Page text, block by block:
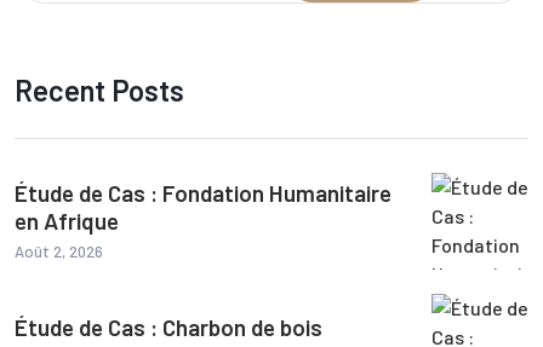
Recent Posts
Étude de Cas : Fondation Humanitaire
en Afrique
Août 2, 2026
Étude de Cas : Charbon de bois